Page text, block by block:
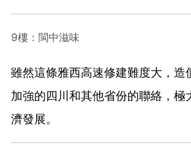
9樓：閩中滋味
雖然這條雅西高速修建難度大，造
加強的四川和其他省份的聯絡，極
濟發展。